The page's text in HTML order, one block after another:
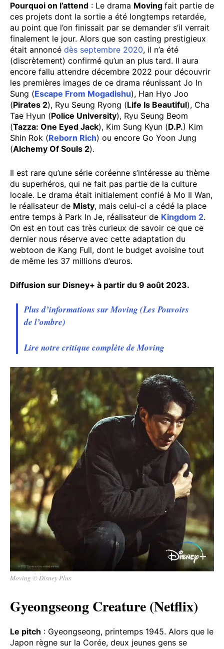
Pourquoi on l’attend : Le drama Moving fait partie de
ces projets dont la sortie a été longtemps retardée,
au point que l’on finissait par se demander s’il verrait
finalement le jour. Alors que son casting prestigieux
était annoncé dès septembre 2020, il n’a été
(discrètement) confirmé qu’un an plus tard. Il aura
encore fallu attendre décembre 2022 pour découvrir
les premières images de ce drama réunissant Jo In
Sung (Escape From Mogadishu), Han Hyo Joo
(Pirates 2), Ryu Seung Ryong (Life Is Beautiful), Cha
Tae Hyun (Police University), Ryu Seung Beom
(Tazza: One Eyed Jack), Kim Sung Kyun (D.P.) Kim
Shin Rok (Reborn Rich) ou encore Go Yoon Jung
(Alchemy Of Souls 2).
Il est rare qu’une série coréenne s’intéresse au thème
du superhéros, qui ne fait pas partie de la culture
locale. Le drama était initialement confié à Mo Il Wan,
le réalisateur de Misty, mais celui-ci a cédé la place
entre temps à Park In Je, réalisateur de Kingdom 2.
On est en tout cas très curieux de savoir ce que ce
dernier nous réserve avec cette adaptation du
webtoon de Kang Full, dont le budget avoisine tout
de même les 37 millions d’euros.
Diffusion sur Disney+ à partir du 9 août 2023.
Plus d’informations sur Moving (Les Pouvoirs
de l’ombre)
Lire notre critique complète de Moving
Moving © Disney Plus
Gyeongseong Creature (Netflix)
Le pitch : Gyeongseong, printemps 1945. Alors que le
Japon règne sur la Corée, deux jeunes gens se